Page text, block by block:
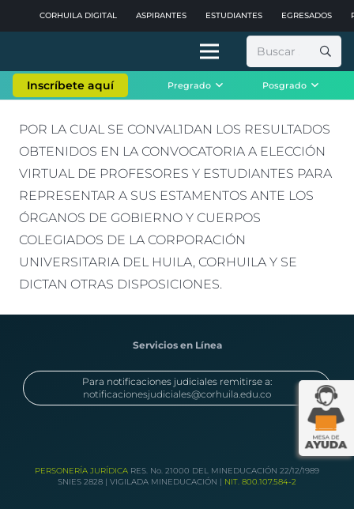
CORHUILA DIGITAL ASPIRANTES ESTUDIANTES EGRESADOS
Buscar:
Inscríbete aquí Pregrado Posgrado
POR LA CUAL SE CONVAL1DAN LOS RESULTADOS
OBTENIDOS EN LA CONVOCATORIA A ELECCIÓN
VIRTUAL DE PROFESORES Y ESTUDIANTES PARA
REPRESENTAR A SUS ESTAMENTOS ANTE LOS
ÓRGANOS DE GOBIERNO Y CUERPOS
COLEGIADOS DE LA CORPORACIÓN
UNIVERSITARIA DEL HUILA, CORHUILA Y SE
DICTAN OTRAS DISPOSICIONES.
Servicios en Línea
Para notificaciones judiciales remitirse a:
notificacionesjudiciales@corhuila.edu.co
PERSONERÍA JURÍDICA RES. No. 21000 DEL MINEDUCACIÓN 22/12/1989
SNIES 2828 | VIGILADA MINEDUCACIÓN | NIT. 800.107.584-2